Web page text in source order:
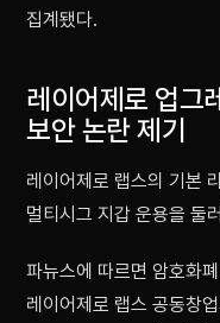
집계됐다.
레이어제로 업그
보안 논란 제기
레이어제로 랩스의 기본
멀티시그 지갑 운용을 둘
파뉴스에 따르면 암호화
레이어제로 랩스 공동창